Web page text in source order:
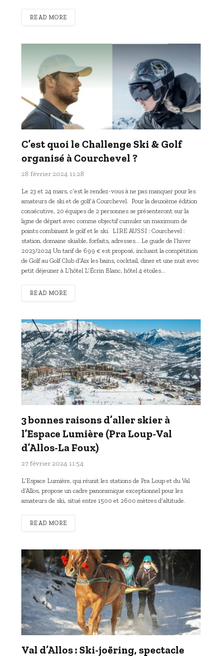
READ MORE
C’est quoi le Challenge Ski & Golf
organisé à Courchevel ?
28 février 2024 11:28
Le 23 et 24 mars, c’est le rendez-vous à ne pas manquer pour les
amateurs de ski et de golf à Courchevel. Pour la deuxième édition
consécutive, 20 équipes de 2 personnes se présenteront sur la
ligne de départ avec comme objectif cumuler un maximum de
points combinant le golf et le ski. LIRE AUSSI : Courchevel :
station, domaine skiable, forfaits, adresses… Le guide de l’hiver
2023/2024 Un tarif de 699 € est proposé, incluant la compétition
de Golf au Golf Club d’Aix les bains, cocktail, diner et une nuit avec
petit déjeuner à L’hôtel L’Écrin Blanc, hôtel 4 étoiles…
READ MORE
3 bonnes raisons d’aller skier à
l’Espace Lumière (Pra Loup-Val
d’Allos-La Foux)
27 février 2024 11:54
L’Espace Lumière, qui réunit les stations de Pra Loup et du Val
d’Allos, propose un cadre panoramique exceptionnel pour les
amateurs de ski, situé entre 1500 et 2600 mètres d’altitude.
READ MORE
Val d’Allos : Ski-joëring, spectacle